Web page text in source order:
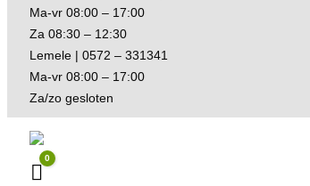
Ma-vr 08:00 – 17:00
Za 08:30 – 12:30
Lemele | 0572 – 331341
Ma-vr 08:00 – 17:00
Za/zo gesloten
Winkelwagen
0